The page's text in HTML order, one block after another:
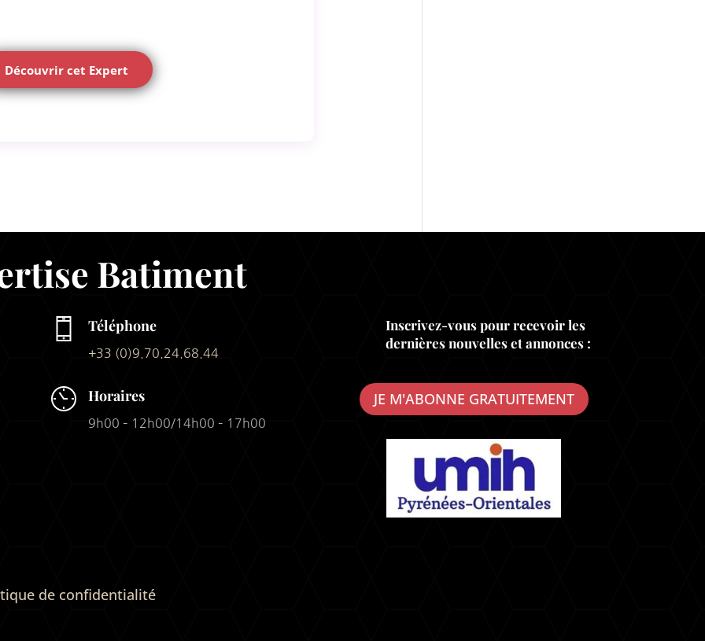
Découvrir cet Expert
Batiment
Téléphone
+33 (0)9.70.24.68.44
Horaires
9h00 – 12h00/14h00 – 17h00
Inscrivez-vous pour recevoir les
dernières nouvelles et annonces :
JE M'ABONNE GRATUITEMENT
de confidentialité